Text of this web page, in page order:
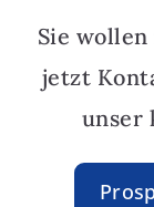
Sie
jetzt
unser